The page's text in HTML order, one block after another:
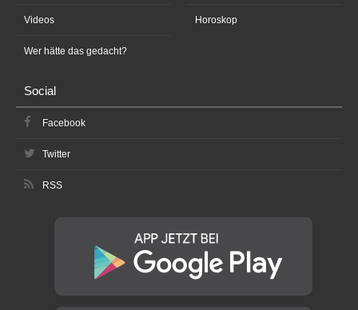
Videos
Wer hätte das gedacht?
Horoskop
Social
Facebook
Twitter
RSS